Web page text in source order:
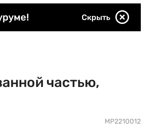
Скрыть
частью,
MP2210012